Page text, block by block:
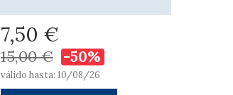
7,50 €
15,00 € -50%
válido hasta: 10/08/26